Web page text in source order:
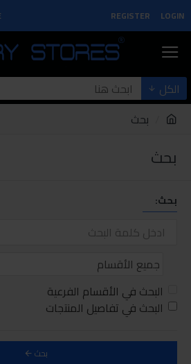
LOGIN
REGISTER
الكل
بحث
بحث
بحث:
البحث في الأقسام الفرعية
البحث في تفاصيل المنتجات
بحث